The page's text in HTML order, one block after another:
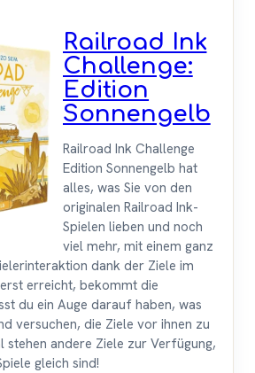
Railroad Ink
Challenge:
Edition
Sonnengelb
Railroad Ink Challenge
Edition Sonnengelb hat
alles, was Sie von den
originalen Railroad Ink-
Spielen lieben und noch
viel mehr, mit einem ganz
dank der Ziele im
erreicht, bekommt die
du ein Auge darauf haben, was
versuchen, die Ziele vor ihnen zu
stehen andere Ziele zur Verfügung,
gleich sind!